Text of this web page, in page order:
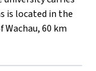
is located in the
60 km